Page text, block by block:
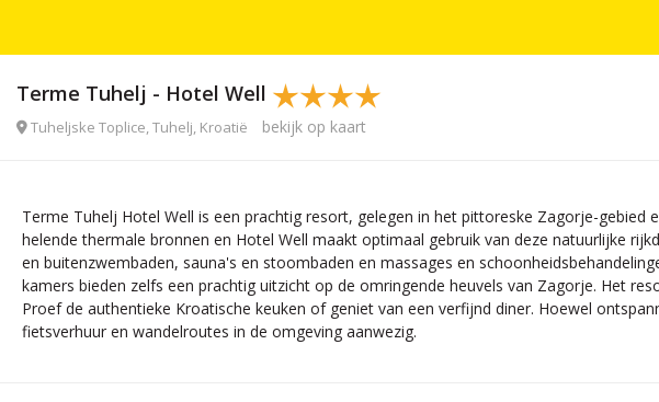
Terme Tuhelj - Hotel Well
Tuheljske Toplice, Tuhelj, Kroatië bekijk op kaart
Terme Tuhelj Hotel Well is een prachtig resort, gelegen in het pittoreske Zagorje-
helende thermale bronnen en Hotel Well maakt optimaal gebruik van deze natuurlijke
en buitenzwembaden, sauna's en stoombaden en massages en
kamers bieden zelfs een prachtig uitzicht op de omringende heuvels van Zagorje. Het
Proef de authentieke Kroatische keuken of geniet van een verfijnd diner. Hoewel
fietsverhuur en wandelroutes in de omgeving aanwezig.